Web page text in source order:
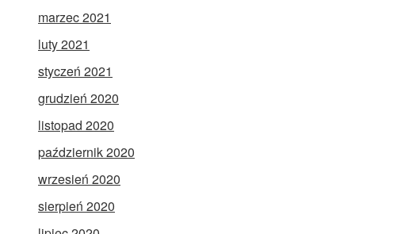
marzec 2021
luty 2021
styczeń 2021
grudzień 2020
listopad 2020
październik 2020
wrzesień 2020
sierpień 2020